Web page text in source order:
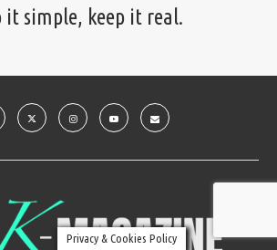
it simple, keep it real.
Privacy & Cookies Policy